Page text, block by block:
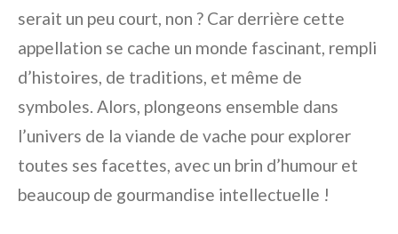
serait un peu court, non ? Car derrière cette
appellation se cache un monde fascinant, rempli
d’histoires, de traditions, et même de
symboles. Alors, plongeons ensemble dans
l’univers de la viande de vache pour explorer
toutes ses facettes, avec un brin d’humour et
beaucoup de gourmandise intellectuelle !